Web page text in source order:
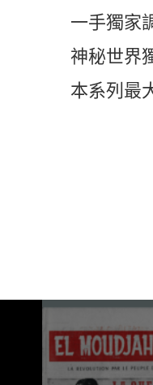
一手獨家
神秘世界
本系列最